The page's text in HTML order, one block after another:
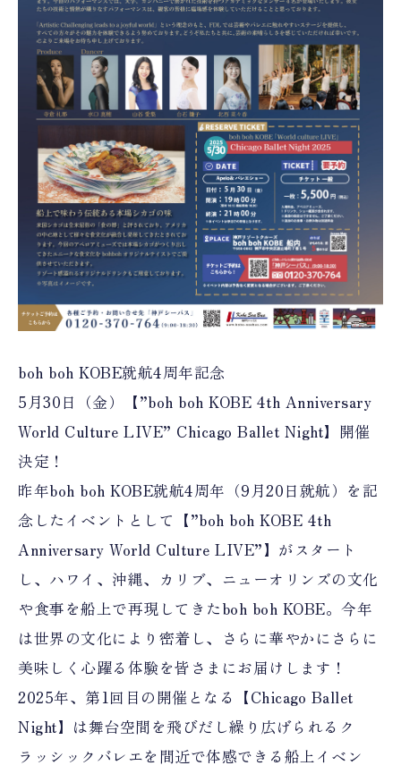
boh boh KOBE就航4周年記念
5月30日（金）【”boh boh KOBE 4th Anniversary
World Culture LIVE” Chicago Ballet Night】開催
決定！
昨年boh boh KOBE就航4周年（9月20日就航）を記
念したイベントとして【”boh boh KOBE 4th
Anniversary World Culture LIVE”】がスタート
し、ハワイ、沖縄、カリブ、ニューオリンズの文化
や食事を船上で再現してきたboh boh KOBE。今年
は世界の文化により密着し、さらに華やかにさらに
美味しく心躍る体験を皆さまにお届けします！
2025年、第1回目の開催となる【Chicago Ballet
Night】は舞台空間を飛びだし繰り広げられるク
ラッシックバレエを間近で体感できる船上イベン